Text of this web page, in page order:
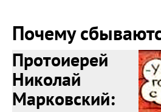
Почему
Протоиерей
Николай
Марковский: